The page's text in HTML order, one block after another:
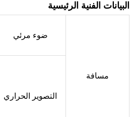
البيانات الفنية الرئيسية
مسافة
ضوء مرئي
التصوير الحراري